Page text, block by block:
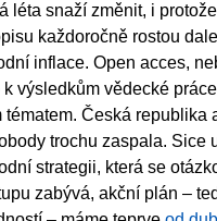
léta snaží změnit, i
každoročně rostou
inflace. Open acces,
výsledkům vědecké
Česká republika
trochu zaspala. Sice
strategii, která se
zabývá, akční plán –